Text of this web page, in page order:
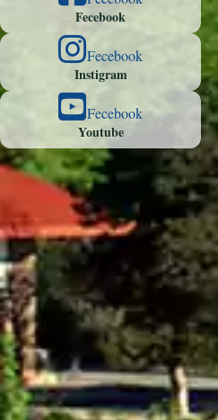
Fecebook
Fecebook
Instigram
Fecebook
Youtube